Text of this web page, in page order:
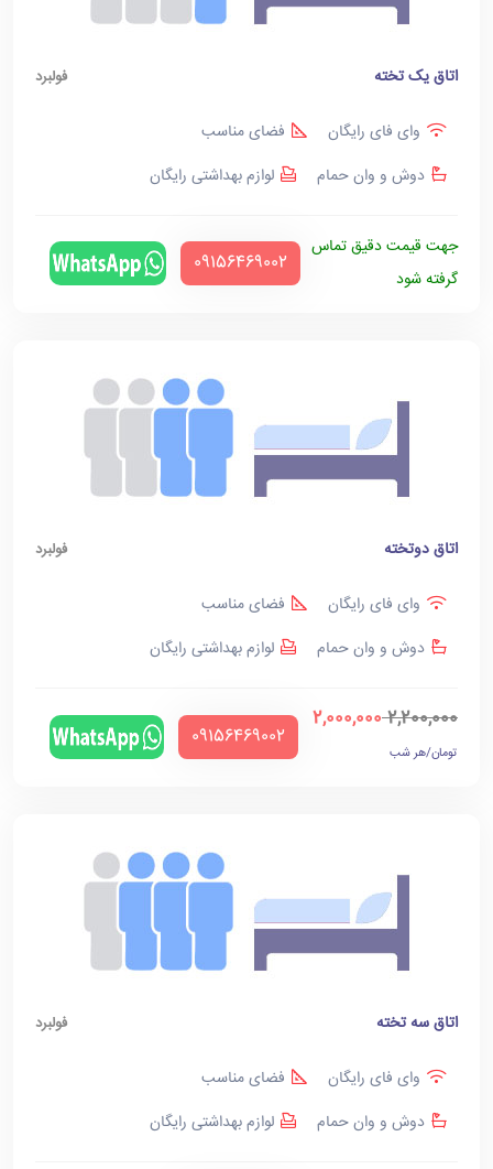
اتاق یک تخته فولبرد
وای فای رایگان
فضای مناسب
دوش و وان حمام
لوازم بهداشتی رایگان
جهت قیمت دقیق تماس
گرفته شود
‪09156469002‬
اتاق دوتخته فولبرد
وای فای رایگان
فضای مناسب
دوش و وان حمام
لوازم بهداشتی رایگان
2,200,000
2,000,000
تومان/هر شب
‪09156469002‬
اتاق سه تخته فولبرد
وای فای رایگان
فضای مناسب
دوش و وان حمام
لوازم بهداشتی رایگان